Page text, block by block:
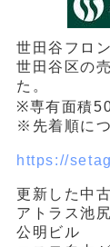
世田谷フロ
世田谷区の
た。
※専有面積
※先着順に
https://
更新した中
アトラス池
公明ビル